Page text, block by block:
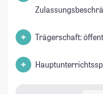
Trägerschaft: